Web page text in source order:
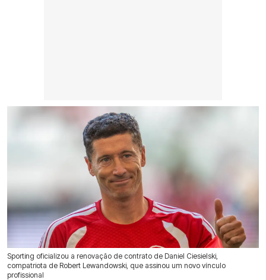
Sporting oficializou a renovação de contrato de Daniel Ciesielski,
compatriota de Robert Lewandowski, que assinou um novo vínculo
profissional